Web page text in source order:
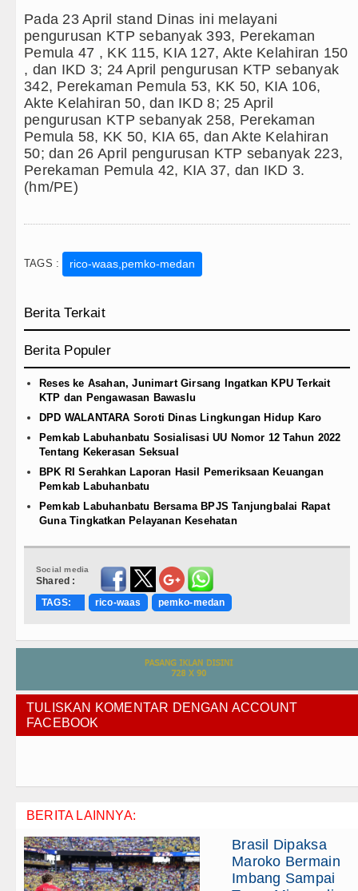
Pada 23 April stand Dinas ini melayani
pengurusan KTP sebanyak 393, Perekaman
Pemula 47 , KK 115, KIA 127, Akte Kelahiran 150
, dan IKD 3; 24 April pengurusan KTP sebanyak
342, Perekaman Pemula 53, KK 50, KIA 106,
Akte Kelahiran 50, dan IKD 8; 25 April
pengurusan KTP sebanyak 258, Perekaman
Pemula 58, KK 50, KIA 65, dan Akte Kelahiran
50; dan 26 April pengurusan KTP sebanyak 223,
Perekaman Pemula 42, KIA 37, dan IKD 3.
(hm/PE)
TAGS : rico-waas,pemko-medan
Berita Terkait
Berita Populer
Reses ke Asahan, Junimart Girsang Ingatkan KPU Terkait
KTP dan Pengawasan Bawaslu
DPD WALANTARA Soroti Dinas Lingkungan Hidup Karo
Pemkab Labuhanbatu Sosialisasi UU Nomor 12 Tahun 2022
Tentang Kekerasan Seksual
BPK RI Serahkan Laporan Hasil Pemeriksaan Keuangan
Pemkab Labuhanbatu
Pemkab Labuhanbatu Bersama BPJS Tanjungbalai Rapat
Guna Tingkatkan Pelayanan Kesehatan
Social media
Shared :
TAGS:
rico-waas pemko-medan
TULISKAN KOMENTAR DENGAN ACCOUNT
FACEBOOK
BERITA LAINNYA:
Brasil Dipaksa
Maroko Bermain
Imbang Sampai